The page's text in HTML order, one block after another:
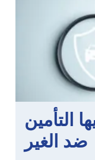
التأمين
ضد الغير